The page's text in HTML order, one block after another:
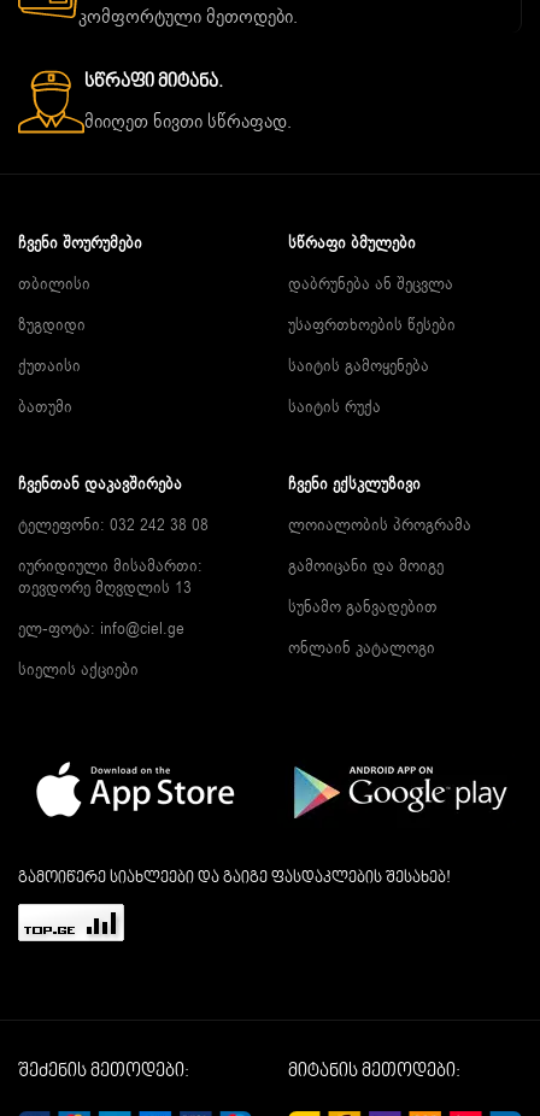
კომფორტული მეთოდები.
Სწრაფი Მიტანა.
მიიღეთ ნივთი სწრაფად.
ᲩᲕᲔᲜᲘ ᲨᲝᲣᲠᲣᲛᲔᲑᲘ
თბილისი
ზუგდიდი
ქუთაისი
ბათუმი
ᲡᲬᲠᲐᲤᲘ ᲑᲛᲣᲚᲔᲑᲘ
დაბრუნება ან შეცვლა
უსაფრთხოების წესები
საიტის გამოყენება
საიტის რუქა
ᲩᲕᲔᲜᲗᲐᲜ ᲓᲐᲙᲐᲕᲨᲘᲠᲔᲑᲐ
ტელეფონი: 032 242 38 08
იურიდიული მისამართი:
თევდორე მღვდლის 13
ელ-ფოტა: info@ciel.ge
სიელის აქციები
ᲩᲕᲔᲜᲘ ᲔᲥᲡᲙᲚᲣᲖᲘᲕᲘ
ლოიალობის პროგრამა
გამოიცანი და მოიგე
სუნამო განვადებით
ონლაინ კატალოგი
გამოიწერე სიახლეები და გაიგე ფასდაკლების შესახებ!
შეძენის მეთოდები: მიტანის მეთოდები: